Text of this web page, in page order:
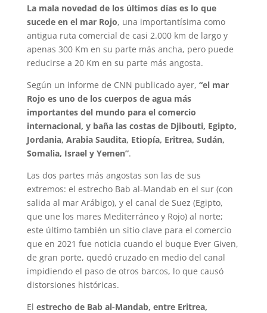
La mala novedad de los últimos días es lo que
sucede en el mar Rojo, una importantísima como
antigua ruta comercial de casi 2.000 km de largo y
apenas 300 Km en su parte más ancha, pero puede
reducirse a 20 Km en su parte más angosta.
Según un informe de CNN publicado ayer, “el mar
Rojo es uno de los cuerpos de agua más
importantes del mundo para el comercio
internacional, y baña las costas de Djibouti, Egipto,
Jordania, Arabia Saudita, Etiopía, Eritrea, Sudán,
Somalia, Israel y Yemen”.
Las dos partes más angostas son las de sus
extremos: el estrecho Bab al-Mandab en el sur (con
salida al mar Arábigo), y el canal de Suez (Egipto,
que une los mares Mediterráneo y Rojo) al norte;
este último también un sitio clave para el comercio
que en 2021 fue noticia cuando el buque Ever Given,
de gran porte, quedó cruzado en medio del canal
impidiendo el paso de otros barcos, lo que causó
distorsiones históricas.
El estrecho de Bab al-Mandab, entre Eritrea,